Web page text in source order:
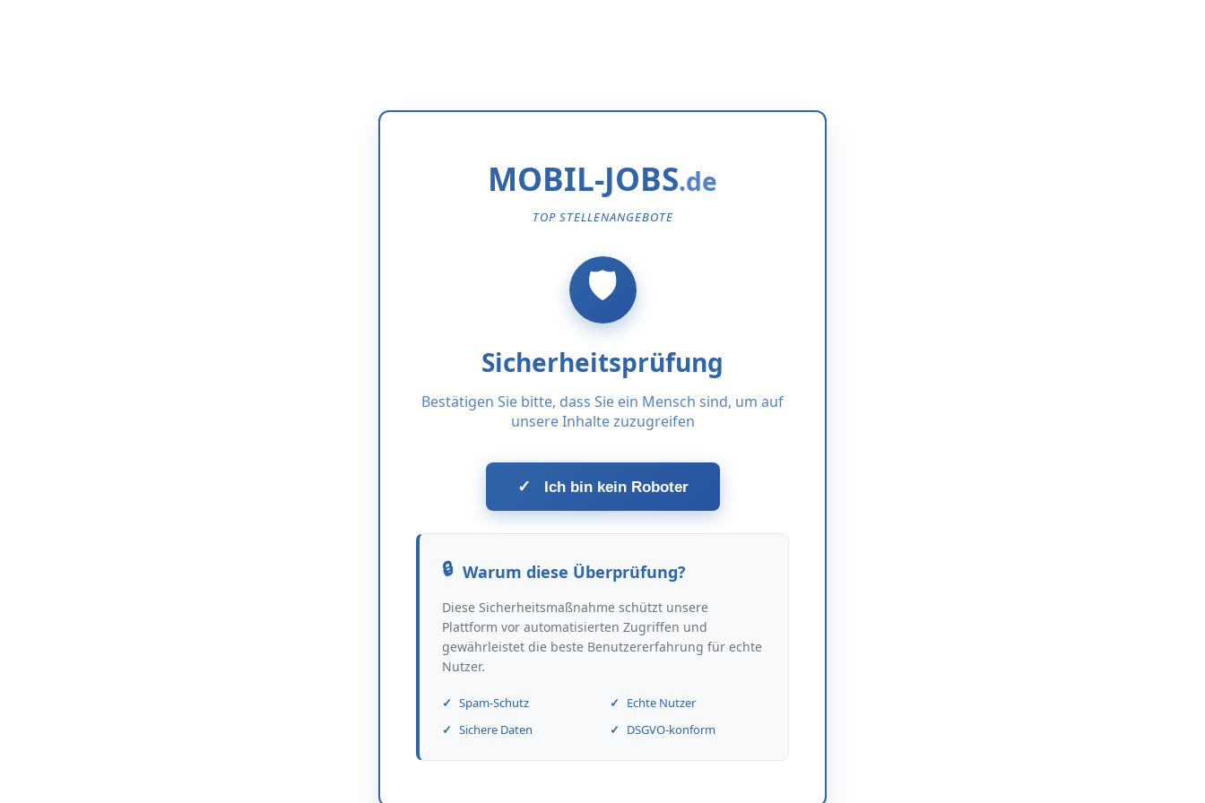
MOBIL-JOBS
TOP STELLENANGEBOTE
Sicherheitsprüfung
Bestätigen Sie bitte, dass Sie ein Mensch sind, um auf
unsere Inhalte zuzugreifen
✓ Ich bin kein Roboter
Warum diese Überprüfung?
Diese Sicherheitsmaßnahme schützt unsere
Plattform vor automatisierten Zugriffen und
gewährleistet die beste Benutzererfahrung für echte
Nutzer.
Spam-Schutz
Echte Nutzer
Sichere Daten
DSGVO-konform